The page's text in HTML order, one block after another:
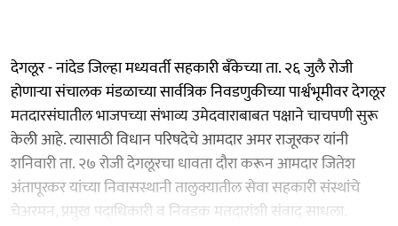
देगलूर - नांदेड जिल्हा मध्यवर्ती सहकारी बँकेच्या ता. २६ जुलै रोजी
होणाऱ्या संचालक मंडळाच्या सार्वत्रिक निवडणुकीच्या पार्श्वभूमीवर देगलूर
मतदारसंघातील भाजपच्या संभाव्य उमेदवाराबाबत पक्षाने चाचपणी सुरू
केली आहे. त्यासाठी विधान परिषदेचे आमदार अमर राजूरकर यांनी
शनिवारी ता. २७ रोजी देगलूरचा धावता दौरा करून आमदार जितेश
अंतापूरकर यांच्या निवासस्थानी तालुक्यातील सेवा सहकारी संस्थांचे
चेअरमन, प्रमुख पदाधिकारी व निवडक मतदारांशी संवाद साधला.